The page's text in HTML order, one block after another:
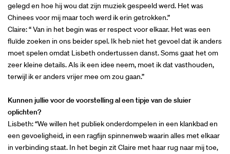
gelegd en hoe hij wou dat zijn muziek gespeeld werd. Het was
Chinees voor mij maar toch werd ik erin getrokken.”
Claire: “ Van in het begin was er respect voor elkaar. Het was een
fluïde zoeken in ons beider spel. Ik heb niet het gevoel dat ik anders
moet spelen omdat Lisbeth ondertussen danst. Soms gaat het om
zeer kleine details. Als ik een idee neem, moet ik dat vasthouden,
terwijl ik er anders vrijer mee om zou gaan.”
Kunnen jullie voor de voorstelling al een tipje van de sluier
oplichten?
Lisbeth: “We willen het publiek onderdompelen in een klankbad en
een gevoeligheid, in een ragfijn spinnenweb waarin alles met elkaar
in verbinding staat. In het begin zit Claire met haar rug naar mij toe,